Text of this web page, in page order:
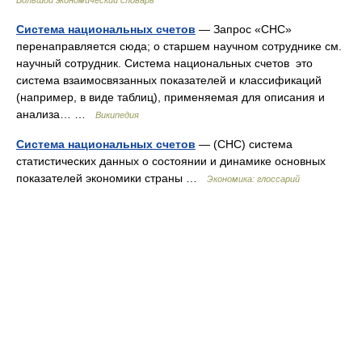
Система национальных счетов — Запрос «СНС»
перенаправляется сюда; о старшем научном сотруднике см.
научный сотрудник. Система национальных счетов это
система взаимосвязанных показателей и классификаций
(например, в виде таблиц), применяемая для описания и
анализа… …
Википедия
Система национальных счетов — (СНС) система
статистических данных о состоянии и динамике основных
показателей экономики страны …
Экономика: глоссарий